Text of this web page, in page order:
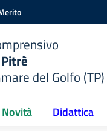
del Golfo (TP)
Novità Didattica